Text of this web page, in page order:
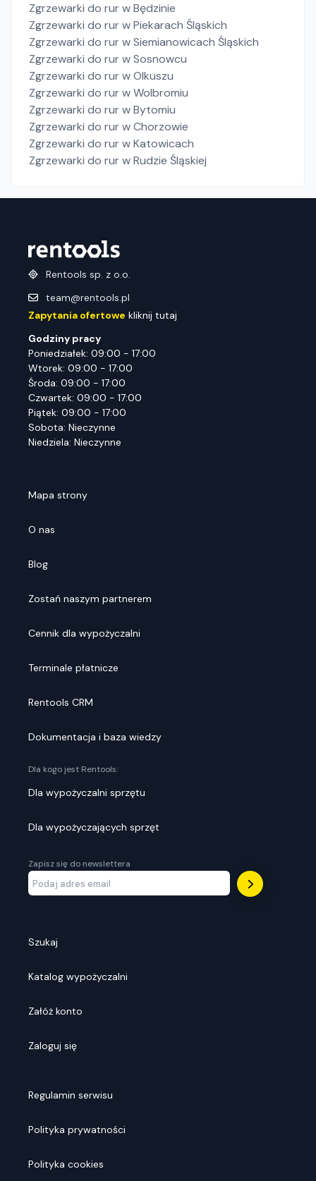
Zgrzewarki do rurw Będzinie
Zgrzewarki do rurw Piekarach Śląskich
Zgrzewarki do rurw Siemianowicach Śląskich
Zgrzewarki do rurw Sosnowcu
Zgrzewarki do rurw Olkuszu
Zgrzewarki do rurw Wolbromiu
Zgrzewarki do rurw Bytomiu
Zgrzewarki do rurw Chorzowie
Zgrzewarki do rurw Katowicach
Zgrzewarki do rurw Rudzie Śląskiej
Rentools sp. z o.o.
team@rentools.pl
Zapytania ofertowe kliknij tutaj
Godziny pracy
Poniedziałek: 09:00 - 17:00
Wtorek: 09:00 - 17:00
Środa: 09:00 - 17:00
Czwartek: 09:00 - 17:00
Piątek: 09:00 - 17:00
Sobota: Nieczynne
Niedziela: Nieczynne
Mapa strony
O nas
Blog
Zostań naszym partnerem
Cennik dla wypożyczalni
Terminale płatnicze
Rentools CRM
Dokumentacja i baza wiedzy
Dla kogo jest Rentools:
Dla wypożyczalni sprzętu
Dla wypożyczających sprzęt
Zapisz się do newslettera
Szukaj
Katalog wypożyczalni
Załóż konto
Zaloguj się
Regulamin serwisu
Polityka prywatności
Polityka cookies